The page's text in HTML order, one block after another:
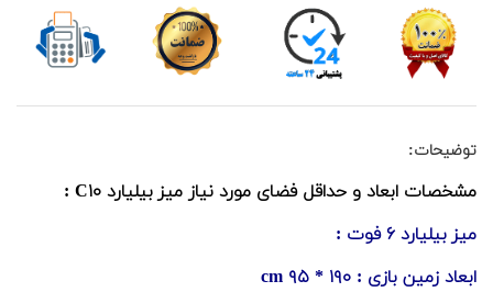
توضیحات:
مشخصات ابعاد و حداقل فضای مورد نیاز میز بیلیارد C۱۰ :
میز بیلیارد ۶ فوت :
ابعاد زمین بازی : ۱۹۰ * ۹۵ cm